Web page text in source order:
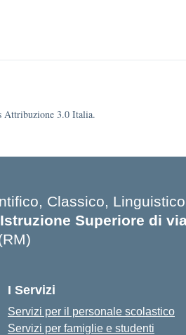
Attribuzione 3.0 Italia.
Classico,
Superiore di
I Servizi
Servizi per il personale scolastico
Servizi per famiglie e studenti